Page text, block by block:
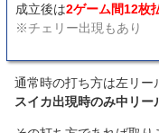
成立後は2ゲーム間12枚
※チェリー出現もあり
通常時の打ち方は左リー
スイカ出現時のみ中リ